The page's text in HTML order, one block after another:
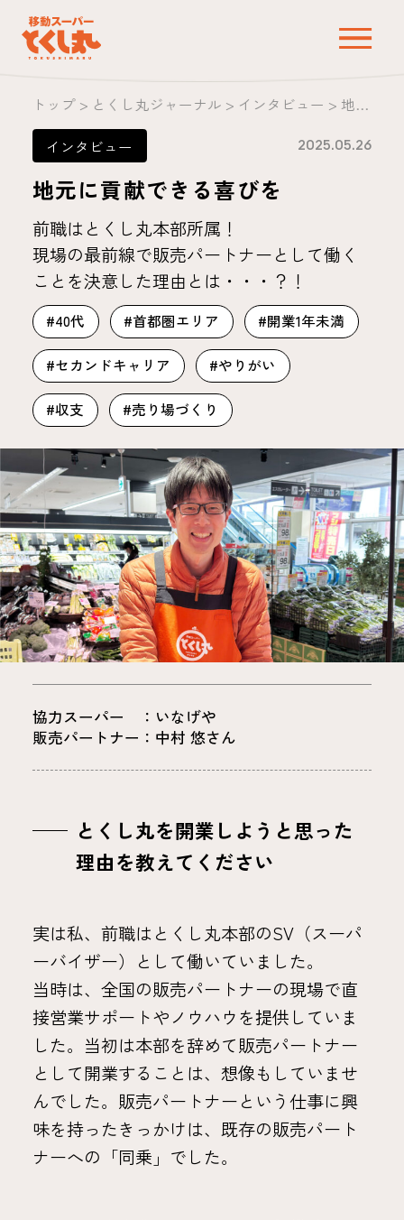
トップ> とくし丸ジャーナル > インタビュー > 地元に貢献できる喜びを
インタビュー
地元に貢献できる喜びを
前職はとくし丸本部所属！
現場の最前線で販売パートナーとして働く
ことを決意した理由とは・・・？！
#40代 #首都圏エリア #開業1年未満
#セカンドキャリア #やりがい
#収支 #売り場づくり
2025.05.26
協力スーパー ：いなげや
販売パートナー：中村 悠さん
とくし丸を開業しようと思った
理由を教えてください
実は私、前職はとくし丸本部のSV（スーパ
ーバイザー）として働いていました。
当時は、全国の販売パートナーの現場で直
接営業サポートやノウハウを提供していま
した。当初は本部を辞めて販売パートナー
として開業することは、想像もしていませ
んでした。販売パートナーという仕事に興
味を持ったきっかけは、既存の販売パート
ナーへの「同乗」でした。